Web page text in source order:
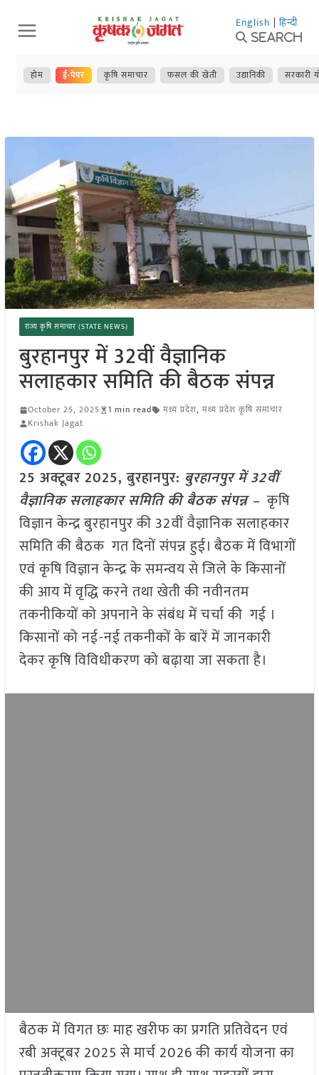
Skip
to
content
English | हिन्दी
Search
होम ई-पेपर कृषि समाचार फसल की खेती उद्यानिकी सरकारी
राज्य कृषि समाचार (STATE NEWS)
बुरहानपुर में 32वीं वैज्ञानिक
सलाहकार समिति की बैठक संपन्न
October 25, 2025 1 min read मध्य प्रदेश, मध्य प्रदेश कृषि समाचार
Krishak Jagat
25 अक्टूबर 2025,बुरहानपुर: बुरहानपुर में 32वीं
वैज्ञानिक सलाहकार समिति की बैठक संपन्न –कृषि
विज्ञान केन्द्र बुरहानपुर की 32वीं वैज्ञानिक सलाहकार
समिति की बैठक गत दिनों संपन्न हुई। बैठक में विभागों
एवं कृषि विज्ञान केन्द्र के समन्वय से जिले के किसानों
की आय में वृद्धि करने तथा खेती की नवीनतम
तकनीकियों को अपनाने के संबंध में चर्चा की गई ।
किसानों को नई-नई तकनीकों के बारें में जानकारी
देकर कृषि विविधीकरण को बढ़ाया जा सकता है।
बैठक में विगत छः माह खरीफ का प्रगति प्रतिवेदन एवं
रबी अक्टूबर 2025 से मार्च 2026 की कार्य योजना का